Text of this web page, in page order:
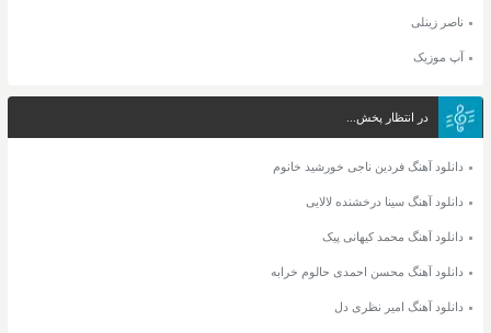
ناصر زینلی
آپ موزیک
در انتظار پخش...
دانلود آهنگ فردین ناجی خورشید خانوم
دانلود آهنگ سینا درخشنده لالایی
دانلود آهنگ محمد کیهانی پیک
دانلود آهنگ محسن احمدی حالوم خرابه
دانلود آهنگ امیر نظری دل